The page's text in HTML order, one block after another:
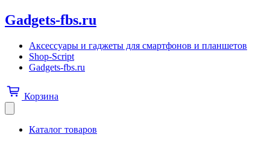
Gadgets-fbs.ru
Аксессуары и гаджеты для смартфонов и планшетов
Shop-Script
Gadgets-fbs.ru
Корзина
Каталог товаров